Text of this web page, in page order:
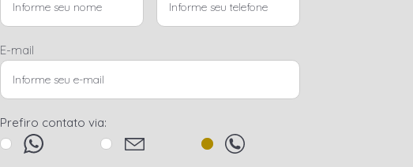
E-mail
Prefiro contato via: